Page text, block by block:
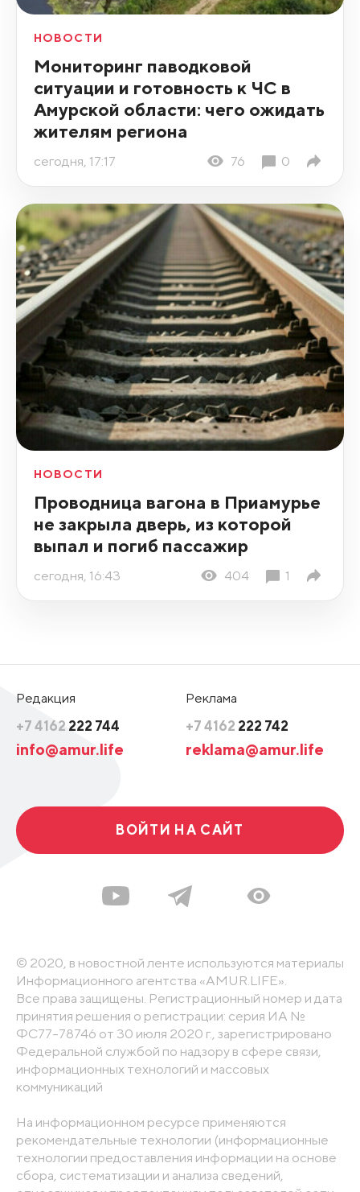
НОВОСТИ
Мониторинг паводковой
ситуации и готовность к ЧС в
Амурской области: чего ожидать
жителям региона
сегодня, 17:17 76 0
НОВОСТИ
Проводница вагона в Приамурье
не закрыла дверь, из которой
выпал и погиб пассажир
сегодня, 16:43 404 1
Редакция
+7 4162 222 744
info@amur.life
Реклама
+7 4162 222 742
reklama@amur.life
ВОЙТИ НА САЙТ
© 2020, в новостной ленте используются материалы
Информационного агентства «AMUR.LIFE».
Все права защищены. Регистрационный номер и дата
принятия решения о регистрации: серия ИА №
ФС77-78746 от 30 июля 2020 г., зарегистрировано
Федеральной службой по надзору в сфере связи,
информационных технологий и массовых
коммуникаций
На информационном ресурсе применяются
рекомендательные технологии (информационные
технологии предоставления информации на основе
сбора, систематизации и анализа сведений,